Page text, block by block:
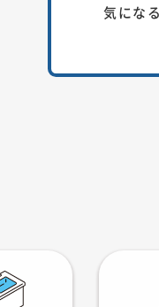
気にな